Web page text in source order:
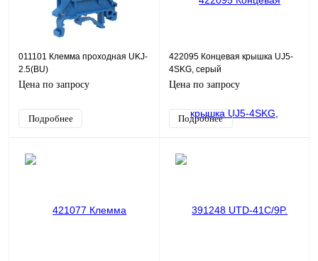
011101 Клемма проходная UKJ-
2.5(BU)
Цена по запросу
Подробнее
422095 Концевая крышка UJ5-
4SKG, серый
Цена по запросу
Подробнее